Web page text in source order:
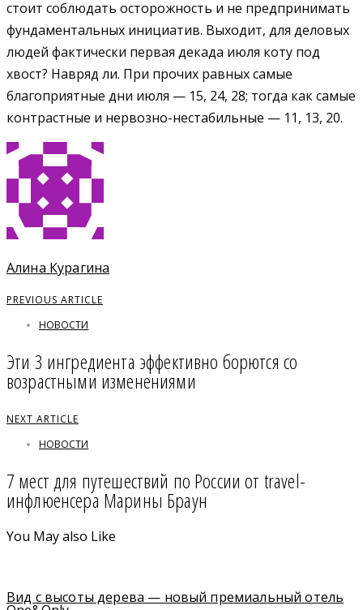
стоит соблюдать осторожность и не предпринимать
фундаментальных инициатив. Выходит, для деловых
людей фактически первая декада июля коту под
хвост? Навряд ли. При прочих равных самые
благоприятные дни июля — 15, 24, 28; тогда как самые
контрастные и нервозно-нестабильные — 11, 13, 20.
Алина Курагина
PREVIOUS ARTICLE
НОВОСТИ
Эти 3 ингредиента эффективно борются со
возрастными изменениями
NEXT ARTICLE
НОВОСТИ
7 мест для путешествий по России от travel-
инфлюенсера Марины Браун
You May also Like
Вид с высоты дерева — новый премиальный отель